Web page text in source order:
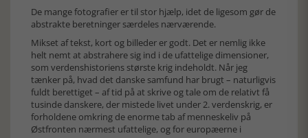
De mange fotografier er til stor hjælp, idet de ligesom gør de
abstrakte beretninger særdeles nærværende.
Mikset af tekst, kort og billeder er godt. Det er nemlig ikke
helt nemt at abstrahere sig ind i de ufattelige dimensioner,
som verdenshistoriens største krig indeholdt. Når jeg
tænker på, hvad det danske samfund har brugt – naturligvis
fuldt berettiget – af tid på at skrive og tale om de relativt få
tusinde danskere, der mistede livet under 2. verdenskrig, er
forholdene omkring de enorme tab af menneskeliv på
Østfronten nærmest ufattelige, og for europæerne i